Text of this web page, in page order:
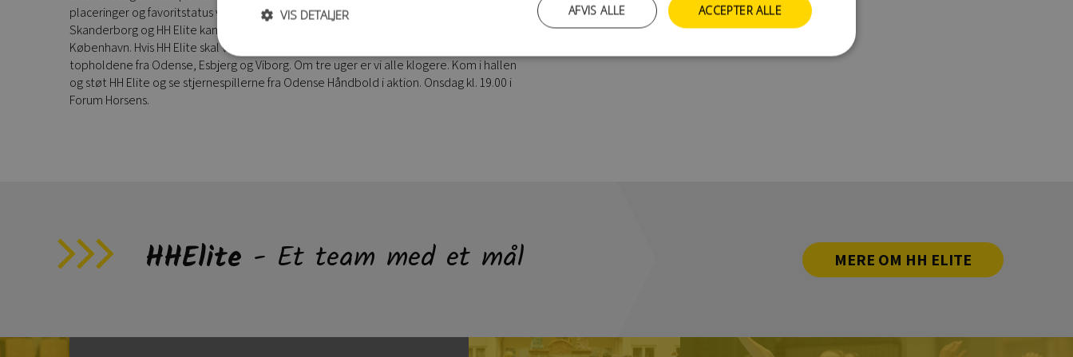
placeringer og favoritstatus vil Aarhus få point i grundspillets sidste kamp mod
Skanderborg og HH Elite kan formodentligt se frem til to point i udekampen mod Ajax
København. Hvis HH Elite skal videre skal der hentes to point i de tre kampe mod top
topholdene fra Odense, Esbjerg og Viborg. Om tre uger er vi alle klogere. Kom i hallen
og støt HH Elite og se stjernespillerne fra Odense Håndbold i aktion. Onsdag kl. 19.00 i
Forum Horsens.
HHElite - Et team med et mål MERE OM HH ELITE
ACCEPTER ALLE
AFVIS ALLE
VIS DETALJER